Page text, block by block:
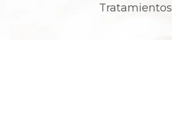
Tratamientos